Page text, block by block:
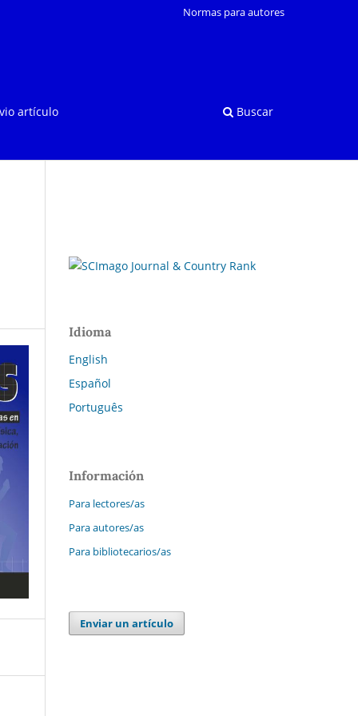
artículo Buscar
Normas para autores
Idioma
English
Español
Português
Información
Para lectores/as
Para autores/as
Para bibliotecarios/as
Enviar un artículo